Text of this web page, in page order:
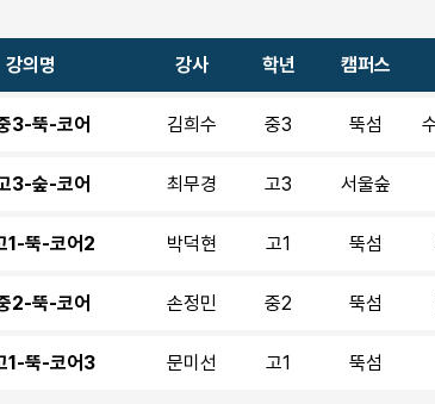
강의명 강사 학년 캠퍼스
3-뚝-코어 김희수 중3 뚝섬
3-숲-코어 최무경 고3 서울숲
1-뚝-코어2 박덕현 고1 뚝섬
2-뚝-코어 손정민 중2 뚝섬
1-뚝-코어3 문미선 고1 뚝섬